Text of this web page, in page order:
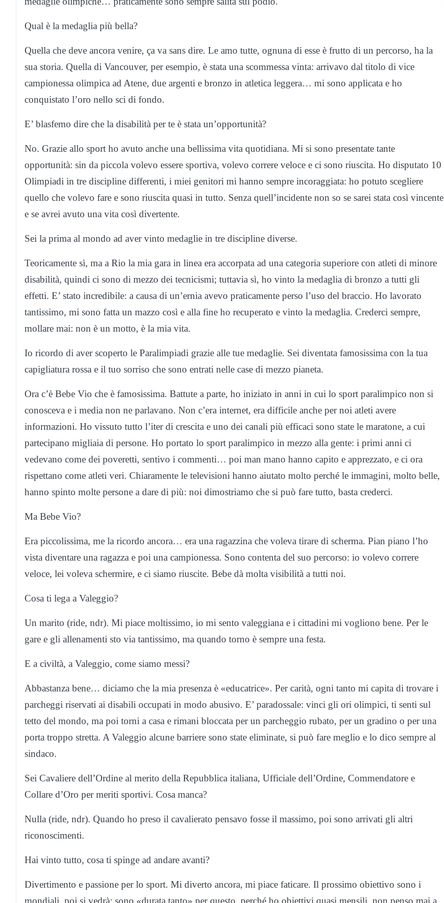
Qual è la medaglia più bella?
Quella che deve ancora venire, ça va sans dire. Le amo tutte, ognuna di esse è frutto di un percorso, ha la
sua storia. Quella di Vancouver, per esempio, è stata una scommessa vinta: arrivavo dal titolo di vice
campionessa olimpica ad Atene, due argenti e bronzo in atletica leggera… mi sono applicata e ho
conquistato l’oro nello sci di fondo.
E’ blasfemo dire che la disabilità per te è stata un’opportunità?
No. Grazie allo sport ho avuto anche una bellissima vita quotidiana. Mi si sono presentate tante
opportunità: sin da piccola volevo essere sportiva, volevo correre veloce e ci sono riuscita. Ho disputato 10
Olimpiadi in tre discipline differenti, i miei genitori mi hanno sempre incoraggiata: ho potuto scegliere
quello che volevo fare e sono riuscita quasi in tutto. Senza quell’incidente non so se sarei stata così vincente
e se avrei avuto una vita così divertente.
Sei la prima al mondo ad aver vinto medaglie in tre discipline diverse.
Teoricamente sì, ma a Rio la mia gara in linea era accorpata ad una categoria superiore con atleti di minore
disabilità, quindi ci sono di mezzo dei tecnicismi; tuttavia sì, ho vinto la medaglia di bronzo a tutti gli
effetti. E’ stato incredibile: a causa di un’ernia avevo praticamente perso l’uso del braccio. Ho lavorato
tantissimo, mi sono fatta un mazzo così e alla fine ho recuperato e vinto la medaglia. Crederci sempre,
mollare mai: non è un motto, è la mia vita.
Io ricordo di aver scoperto le Paralimpiadi grazie alle tue medaglie. Sei diventata famosissima con la tua
capigliatura rossa e il tuo sorriso che sono entrati nelle case di mezzo pianeta.
Ora c’è Bebe Vio che è famosissima. Battute a parte, ho iniziato in anni in cui lo sport paralimpico non si
conosceva e i media non ne parlavano. Non c’era internet, era difficile anche per noi atleti avere
informazioni. Ho vissuto tutto l’iter di crescita e uno dei canali più efficaci sono state le maratone, a cui
partecipano migliaia di persone. Ho portato lo sport paralimpico in mezzo alla gente: i primi anni ci
vedevano come dei poveretti, sentivo i commenti… poi man mano hanno capito e apprezzato, e ci ora
rispettano come atleti veri. Chiaramente le televisioni hanno aiutato molto perché le immagini, molto belle,
hanno spinto molte persone a dare di più: noi dimostriamo che si può fare tutto, basta crederci.
Ma Bebe Vio?
Era piccolissima, me la ricordo ancora… era una ragazzina che voleva tirare di scherma. Pian piano l’ho
vista diventare una ragazza e poi una campionessa. Sono contenta del suo percorso: io volevo correre
veloce, lei voleva schermire, e ci siamo riuscite. Bebe dà molta visibilità a tutti noi.
Cosa ti lega a Valeggio?
Un marito (ride, ndr). Mi piace moltissimo, io mi sento valeggiana e i cittadini mi vogliono bene. Per le
gare e gli allenamenti sto via tantissimo, ma quando torno è sempre una festa.
E a civiltà, a Valeggio, come siamo messi?
Abbastanza bene… diciamo che la mia presenza è «educatrice». Per carità, ogni tanto mi capita di trovare i
parcheggi riservati ai disabili occupati in modo abusivo. E’ paradossale: vinci gli ori olimpici, ti senti sul
tetto del mondo, ma poi torni a casa e rimani bloccata per un parcheggio rubato, per un gradino o per una
porta troppo stretta. A Valeggio alcune barriere sono state eliminate, si può fare meglio e lo dico sempre al
sindaco.
Sei Cavaliere dell’Ordine al merito della Repubblica italiana, Ufficiale dell’Ordine, Commendatore e
Collare d’Oro per meriti sportivi. Cosa manca?
Nulla (ride, ndr). Quando ho preso il cavalierato pensavo fosse il massimo, poi sono arrivati gli altri
riconoscimenti.
Hai vinto tutto, cosa ti spinge ad andare avanti?
Divertimento e passione per lo sport. Mi diverto ancora, mi piace faticare. Il prossimo obiettivo sono i
mondiali, poi si vedrà: sono «durata tanto» per questo, perché ho obiettivi quasi mensili, non penso mai a